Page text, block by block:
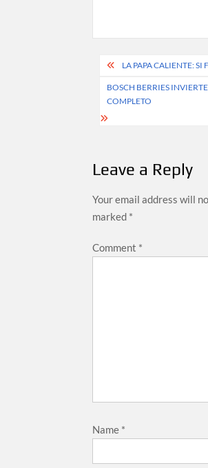
Post
navigation
LA PAPA CALIENTE:
BOSCH BERRIES
COMPLETO
Leave a Reply
Your email address will
marked *
Comment *
Name *